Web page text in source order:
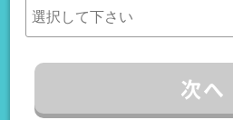
次へ